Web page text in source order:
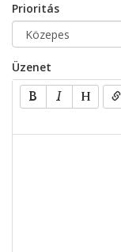
Prioritás
Üzenet